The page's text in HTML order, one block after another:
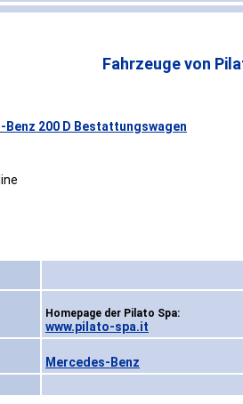
Fahrzeuge von
200 D Bestattungswagen
Homepage der Pilato Spa:
www.pilato-spa.it
Mercedes-Benz